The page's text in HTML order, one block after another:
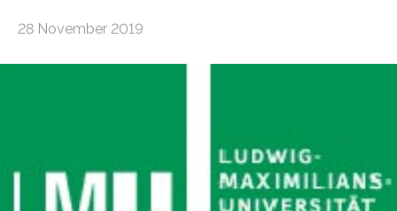
28 November 2019